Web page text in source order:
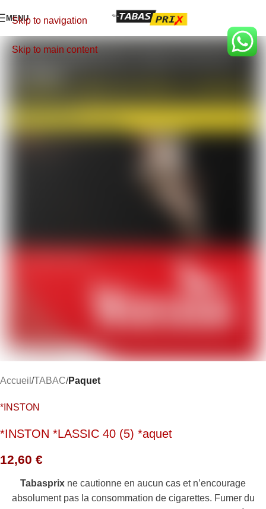
Skip to navigation
Skip to main content
MENU
Accueil TABAC Paquet
*INSTON
*INSTON *LASSIC 40 (5) *aquet
12,60 €
Tabasprix ne cautionne en aucun cas et n’encourage
absolument pas la consommation de cigarettes. Fumer du